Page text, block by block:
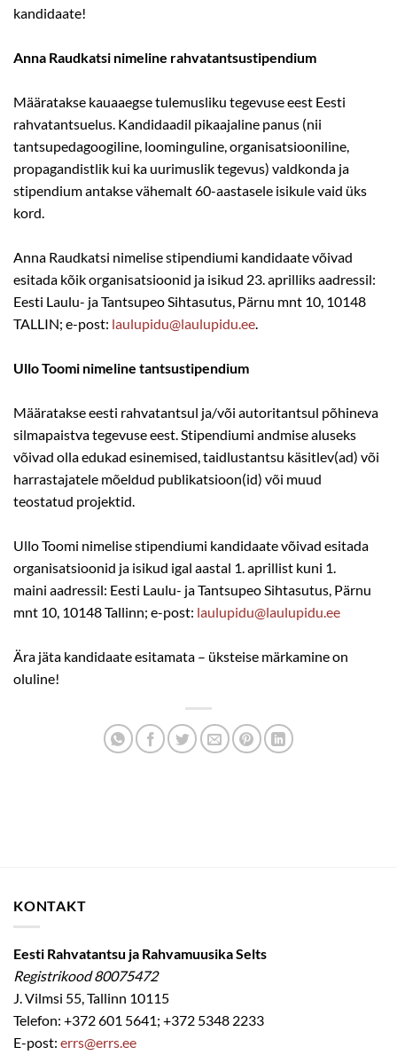
kandidaate!
Anna Raudkatsi nimeline rahvatantsustipendium
Määratakse kauaaegse tulemusliku tegevuse eest Eesti
rahvatantsuelus. Kandidaadil pikaajaline panus (nii
tantsupedagoogiline, loominguline, organisatsiooniline,
propagandistlik kui ka uurimuslik tegevus) valdkonda ja
stipendium antakse vähemalt 60-aastasele isikule vaid üks
kord.
Anna Raudkatsi nimelise stipendiumi kandidaate võivad
esitada kõik organisatsioonid ja isikud 23. aprilliks aadressil:
Eesti Laulu- ja Tantsupeo Sihtasutus, Pärnu mnt 10, 10148
TALLIN; e-post: laulupidu@laulupidu.ee
Ullo Toomi nimeline tantsustipendium
Määratakse eesti rahvatantsul ja/või autoritantsul põhineva
silmapaistva tegevuse eest. Stipendiumi andmise aluseks
võivad olla edukad esinemised, taidlustantsu käsitlev(ad) või
harrastajatele mõeldud publikatsioon(id) või muud
teostatud projektid.
Ullo Toomi nimelise stipendiumi kandidaate võivad esitada
organisatsioonid ja isikud igal aastal 1. aprillist kuni 1.
maini aadressil: Eesti Laulu- ja Tantsupeo Sihtasutus, Pärnu
mnt 10, 10148 Tallinn; e-post: laulupidu@laulupidu.ee
Ära jäta kandidaate esitamata – üksteise märkamine on
oluline!
KONTAKT
Eesti Rahvatantsu ja Rahvamuusika Selts
Registrikood 80075472
J. Vilmsi 55, Tallinn 10115
Telefon: +372 601 5641; +372 5348 2233
E-post: errs@errs.ee